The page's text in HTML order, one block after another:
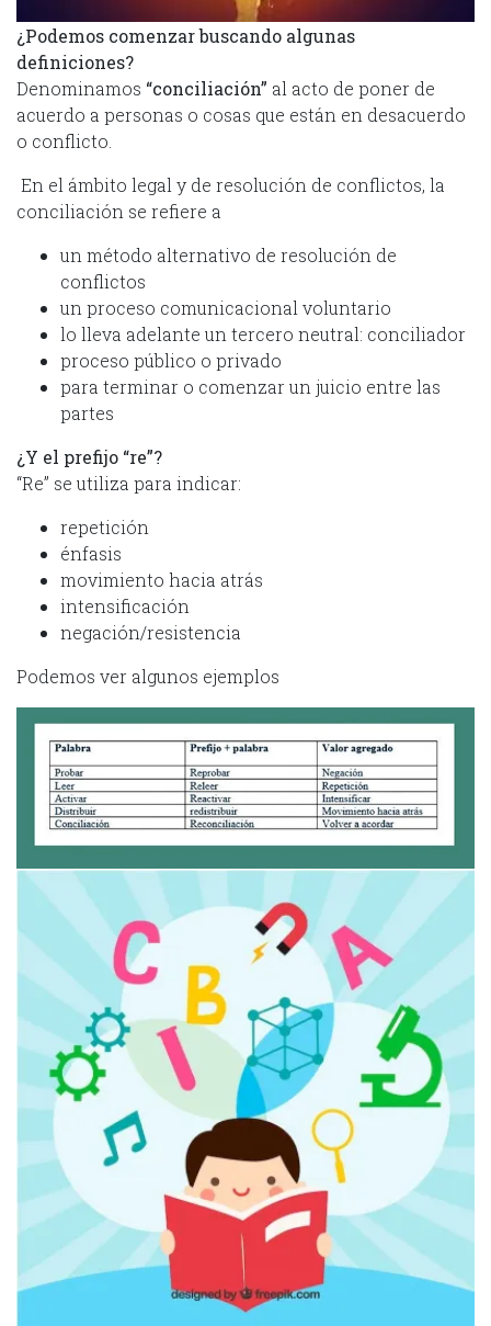
¿Podemos comenzar buscando algunas
definiciones?
Denominamos “conciliación” al acto de poner de
acuerdo a personas o cosas que están en desacuerdo
o conflicto.
En el ámbito legal y de resolución de conflictos, la
conciliación se refiere a
un método alternativo de resolución de
conflictos
un proceso comunicacional voluntario
lo lleva adelante un tercero neutral: conciliador
proceso público o privado
para terminar o comenzar un juicio entre las
partes
¿Y el prefijo “re”?
“Re” se utiliza para indicar:
repetición
énfasis
movimiento hacia atrás
intensificación
negación/resistencia
Podemos ver algunos ejemplos